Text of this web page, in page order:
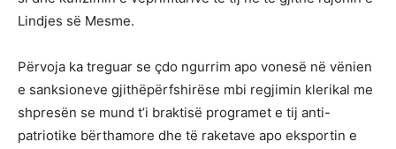
Lindjes së Mesme.
Përvoja ka treguar se çdo ngurrim apo vonesë në vënien
e sanksioneve gjithëpërfshirëse mbi regjimin klerikal me
shpresën se mund t’i braktisë programet e tij anti-
patriotike bërthamore dhe të raketave apo eksportin e